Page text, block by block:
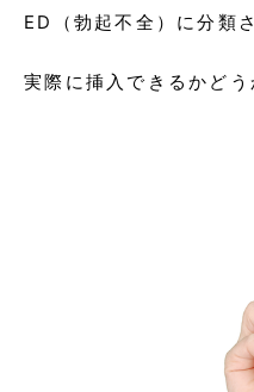
ED（勃起不全）に分類
実際に挿入できるかどう